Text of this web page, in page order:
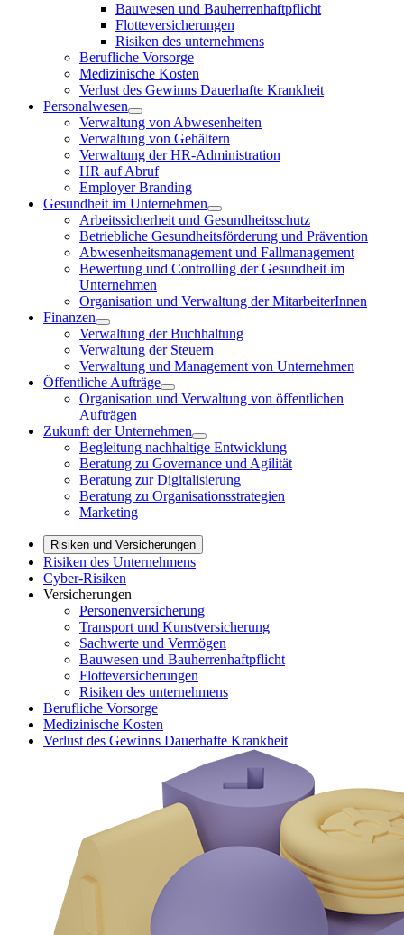
Bauwesen und Bauherrenhaftpflicht
Flotteversicherungen
Risiken des unternehmens
Berufliche Vorsorge
Medizinische Kosten
Verlust des Gewinns Dauerhafte Krankheit
Personalwesen
Verwaltung von Abwesenheiten
Verwaltung von Gehältern
Verwaltung der HR-Administration
HR auf Abruf
Employer Branding
Gesundheit im Unternehmen
Arbeitssicherheit und Gesundheitsschutz
Betriebliche Gesundheitsförderung und Prävention
Abwesenheitsmanagement und Fallmanagement
Bewertung und Controlling der Gesundheit im
Unternehmen
Organisation und Verwaltung der MitarbeiterInnen
Finanzen
Verwaltung der Buchhaltung
Verwaltung der Steuern
Verwaltung und Management von Unternehmen
Öffentliche Aufträge
Organisation und Verwaltung von öffentlichen
Aufträgen
Zukunft der Unternehmen
Begleitung nachhaltige Entwicklung
Beratung zu Governance und Agilität
Beratung zur Digitalisierung
Beratung zu Organisationsstrategien
Marketing
Risiken und Versicherungen
Risiken des Unternehmens
Cyber-Risiken
Versicherungen
Personenversicherung
Transport und Kunstversicherung
Sachwerte und Vermögen
Bauwesen und Bauherrenhaftpflicht
Flotteversicherungen
Risiken des unternehmens
Berufliche Vorsorge
Medizinische Kosten
Verlust des Gewinns Dauerhafte Krankheit